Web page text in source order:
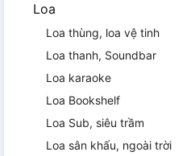
Loa
Loa thùng, loa vệ tinh
Loa thanh, Soundbar
Loa karaoke
Loa Bookshelf
Loa Sub, siêu trầm
Loa sân khấu, ngoài trời